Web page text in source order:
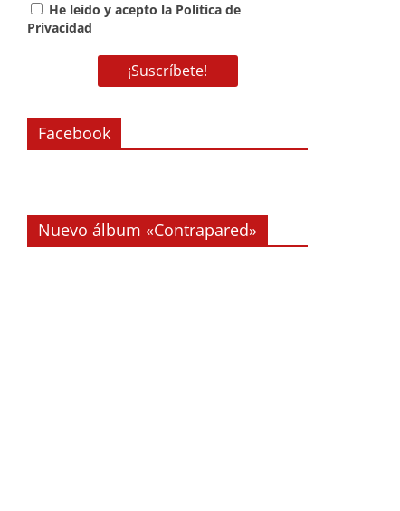
He leído y acepto la Política de
Privacidad
Facebook
Nuevo álbum «Contrapared»